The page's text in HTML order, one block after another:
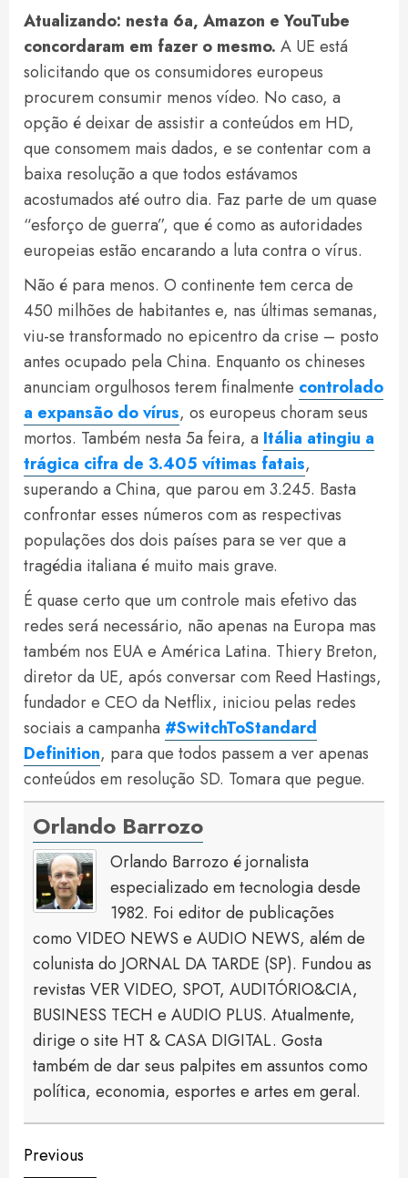
Atualizando: nesta 6a, Amazon e YouTube
concordaram em fazer o mesmo. A UE está
solicitando que os consumidores europeus
procurem consumir menos vídeo. No caso, a
opção é deixar de assistir a conteúdos em HD,
que consomem mais dados, e se contentar com a
baixa resolução a que todos estávamos
acostumados até outro dia. Faz parte de um quase
“esforço de guerra”, que é como as autoridades
europeias estão encarando a luta contra o vírus.
Não é para menos. O continente tem cerca de
450 milhões de habitantes e, nas últimas semanas,
viu-se transformado no epicentro da crise – posto
antes ocupado pela China. Enquanto os chineses
anunciam orgulhosos terem finalmente controlado
a expansão do vírus, os europeus choram seus
mortos. Também nesta 5a feira, a Itália atingiu a
trágica cifra de 3.405 vítimas fatais,
superando a China, que parou em 3.245. Basta
confrontar esses números com as respectivas
populações dos dois países para se ver que a
tragédia italiana é muito mais grave.
É quase certo que um controle mais efetivo das
redes será necessário, não apenas na Europa mas
também nos EUA e América Latina. Thiery Breton,
diretor da UE, após conversar com Reed Hastings,
fundador e CEO da Netflix, iniciou pelas redes
sociais a campanha #SwitchToStandard
Definition, para que todos passem a ver apenas
conteúdos em resolução SD. Tomara que pegue.
Orlando Barrozo
Orlando Barrozo é jornalista
especializado em tecnologia desde
1982. Foi editor de publicações
como VIDEO NEWS e AUDIO NEWS, além de
colunista do JORNAL DA TARDE (SP). Fundou as
revistas VER VIDEO, SPOT, AUDITÓRIO&CIA,
BUSINESS TECH e AUDIO PLUS. Atualmente,
dirige o site HT & CASA DIGITAL. Gosta
também de dar seus palpites em assuntos como
política, economia, esportes e artes em geral.
Continue
Previous